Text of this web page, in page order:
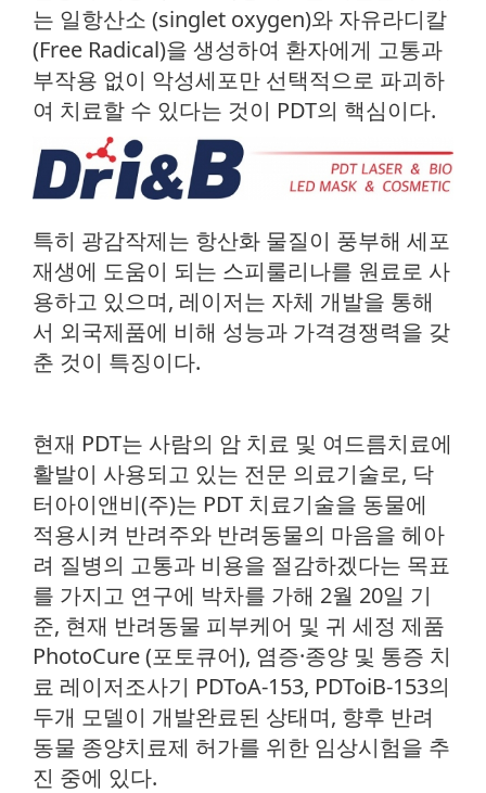
는 일항산소 (singlet oxygen)와 자유라디칼
(Free Radical)을 생성하여 환자에게 고통과
부작용 없이 악성세포만 선택적으로 파괴하
여 치료할 수 있다는 것이 PDT의 핵심이다.
특히 광감작제는 항산화 물질이 풍부해 세포
재생에 도움이 되는 스피룰리나를 원료로 사
용하고 있으며, 레이저는 자체 개발을 통해
서 외국제품에 비해 성능과 가격경쟁력을 갖
춘 것이 특징이다.
현재 PDT는 사람의 암 치료 및 여드름치료에
활발이 사용되고 있는 전문 의료기술로, 닥
터아이앤비(주)는 PDT 치료기술을 동물에
적용시켜 반려주와 반려동물의 마음을 헤아
려 질병의 고통과 비용을 절감하겠다는 목표
를 가지고 연구에 박차를 가해 2월 20일 기
준, 현재 반려동물 피부케어 및 귀 세정 제품
PhotoCure (포토큐어), 염증·종양 및 통증 치
료 레이저조사기 PDToA-153, PDToiB-153의
두개 모델이 개발완료된 상태며, 향후 반려
동물 종양치료제 허가를 위한 임상시험을 추
진 중에 있다.